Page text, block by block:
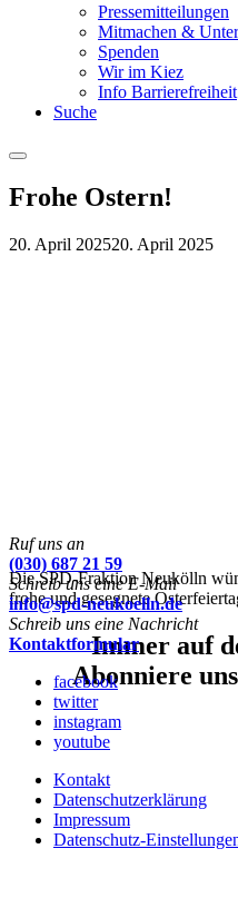
Pressemitteilungen
Mitmachen &
Spenden
Wir im Kiez
Info Barrierefreiheit
Suche
Menu
Frohe Ostern!
20. April 202520. April 2025
Die SPD-Fraktion Neukölln
frohe und gesegnete
Immer auf
Abonniere
Ruf uns an
(030) 687 21 59
Schreib uns eine E-Mail
info@spd-neukoelln.de
Schreib uns eine Nachricht
Kontaktformular
facebook
twitter
instagram
youtube
Kontakt
Datenschutzerklärung
Impressum
Datenschutz-